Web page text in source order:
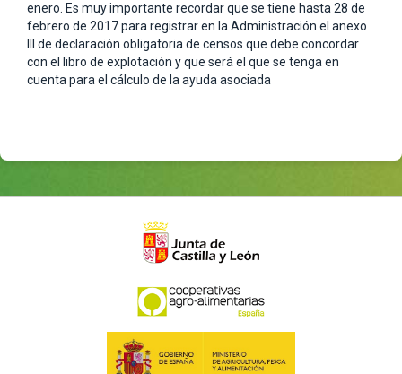
enero. Es muy importante recordar que se tiene hasta 28 de
febrero de 2017 para registrar en la Administración el anexo
III de declaración obligatoria de censos que debe concordar
con el libro de explotación y que será el que se tenga en
cuenta para el cálculo de la ayuda asociada